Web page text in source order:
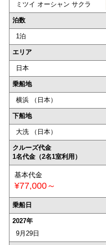
ミツイ オーシャン サクラ
泊数
1泊
エリア
日本
乗船地
横浜 （日本）
下船地
大洗 （日本）
クルーズ代金
1名代金（2名1室利用）
基本代金
¥77,000～
乗船日
2027年
9月29日